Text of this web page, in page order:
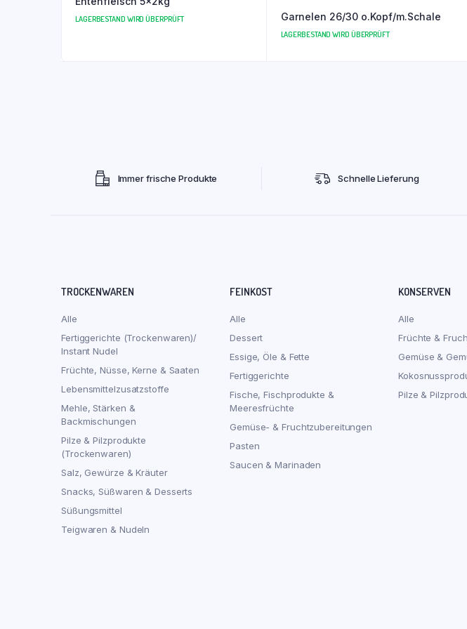
LAGERBESTAND WIRD ÜBERPRÜFT Garnelen 26/30 o.Kopf/m.Schale
LAGERBESTAND WIRD ÜBERPRÜFT
Immer frische Produkte Schnelle Lieferung
TROCKENWAREN
Alle
Fertiggerichte (Trockenwaren)/
Instant Nudel
Früchte, Nüsse, Kerne & Saaten
Lebensmittelzusatzstoffe
Mehle, Stärken &
Backmischungen
Pilze & Pilzprodukte
(Trockenwaren)
Salz, Gewürze & Kräuter
Snacks, Süßwaren & Desserts
Süßungsmittel
Teigwaren & Nudeln
FEINKOST
Alle
Dessert
Essige, Öle & Fette
Fertiggerichte
Fische, Fischprodukte &
Meeresfrüchte
Gemüse- & Fruchtzubereitungen
Pasten
Saucen & Marinaden
KONSERVEN
Alle
Früchte &
Gemüse &
Pilze &